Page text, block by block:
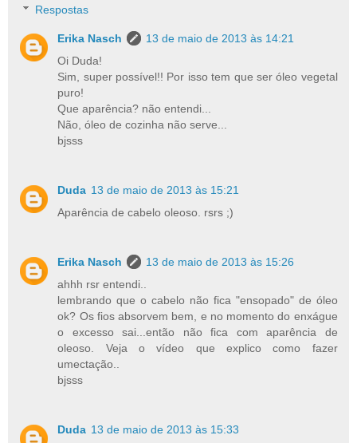
Respostas
Erika Nasch
13 de maio de 2013 às 14:21
Oi Duda!
Sim, super possível!! Por isso tem que ser óleo vegetal
puro!
Que aparência? não entendi...
Não, óleo de cozinha não serve...
bjsss
Duda 13 de maio de 2013 às 15:21
Aparência de cabelo oleoso. rsrs ;)
Erika Nasch
13 de maio de 2013 às 15:26
ahhh rsr entendi..
lembrando que o cabelo não fica "ensopado" de óleo
ok? Os fios absorvem bem, e no momento do enxágue
o excesso sai...então não fica com aparência de
oleoso. Veja o vídeo que explico como fazer
umectação..
bjsss
Duda 13 de maio de 2013 às 15:33